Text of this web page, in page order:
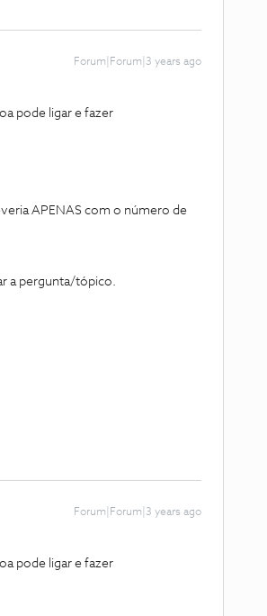
Forum|Forum|3 years ago
pode ligar e fazer
APENAS com o número de
a pergunta/tópico.
Forum|Forum|3 years ago
pode ligar e fazer